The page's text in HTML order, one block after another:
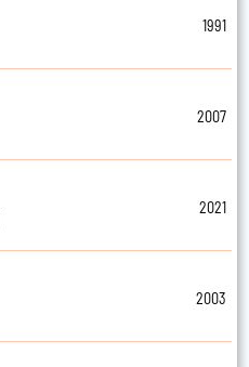
1991
2007
2021
2003